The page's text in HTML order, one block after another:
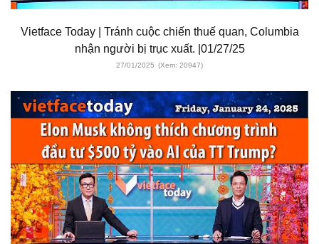
Vietface Today | Tránh cuộc chiến thuế quan, Columbia
nhận người bị trục xuất. |01/27/25
27/01/2025 (Xem: 20947)